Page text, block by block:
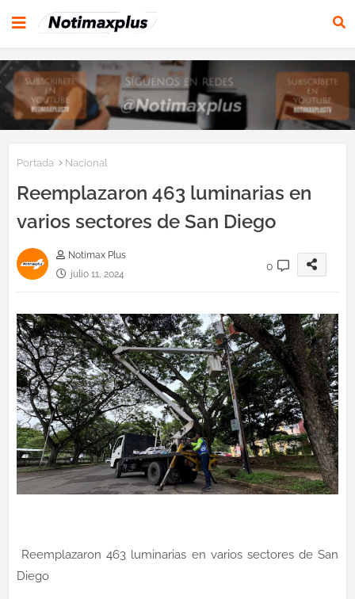
Portada Nacional
Reemplazaron 463 luminarias en
varios sectores de San Diego
Notimax Plus
julio 11, 2024
0
Reemplazaron 463 luminarias en varios sectores de San
Diego